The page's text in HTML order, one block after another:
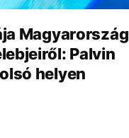
Magyarország
Palvin
helyen